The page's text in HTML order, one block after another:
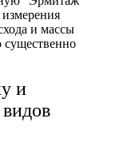
и массы
существенно
и